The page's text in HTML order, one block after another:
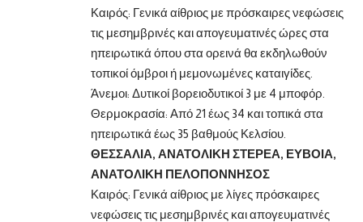
Καιρός: Γενικά αίθριος με πρόσκαιρες νεφώσεις
τις μεσημβρινές και απογευματινές ώρες στα
ηπειρωτικά όπου στα ορεινά θα εκδηλωθούν
τοπικοί όμβροι ή μεμονωμένες καταιγίδες.
Άνεμοι: Δυτικοί βορειοδυτικοί 3 με 4 μποφόρ.
Θερμοκρασία: Από 21 έως 34 και τοπικά στα
ηπειρωτικά έως 35 βαθμούς Κελσίου.
ΘΕΣΣΑΛΙΑ, ΑΝΑΤΟΛΙΚΗ ΣΤΕΡΕΑ, ΕΥΒΟΙΑ,
ΑΝΑΤΟΛΙΚΗ ΠΕΛΟΠΟΝΝΗΣΟΣ
Καιρός: Γενικά αίθριος με λίγες πρόσκαιρες
νεφώσεις τις μεσημβρινές και απογευματινές